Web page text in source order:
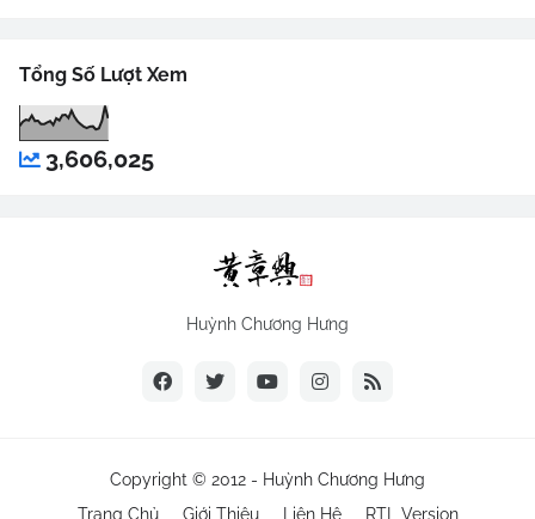
Tổng Số Lượt Xem
3,606,025
Huỳnh Chương Hưng
Copyright © 2012 - Huỳnh Chương Hưng
Trang Chủ
Giới Thiệu Liên Hệ RTL Version